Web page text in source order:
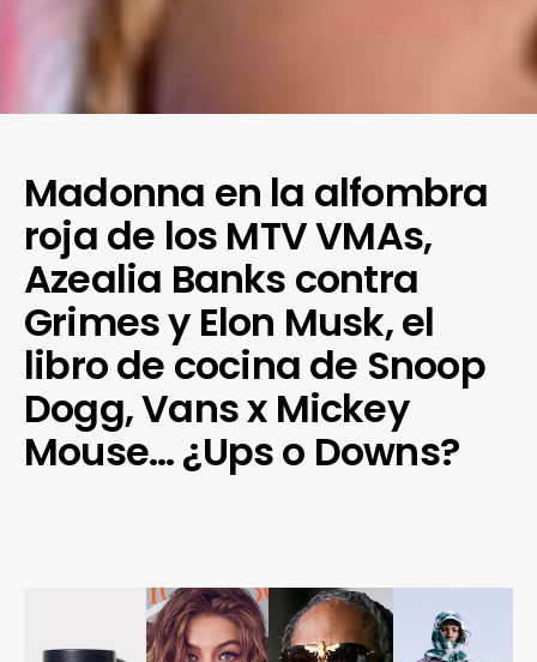
Madonna en la alfombra
roja de los MTV VMAs,
Azealia Banks contra
Grimes y Elon Musk, el
libro de cocina de Snoop
Dogg, Vans x Mickey
Mouse… ¿Ups o Downs?